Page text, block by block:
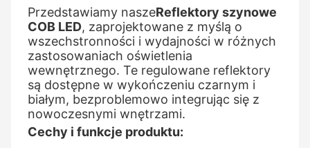
Przedstawiamy naszeReflektory szynowe
COB LED, zaprojektowane z myślą o
wszechstronności i wydajności w różnych
zastosowaniach oświetlenia
wewnętrznego. Te regulowane reflektory
są dostępne w wykończeniu czarnym i
białym, bezproblemowo integrując się z
nowoczesnymi wnętrzami.
Cechy i funkcje produktu: